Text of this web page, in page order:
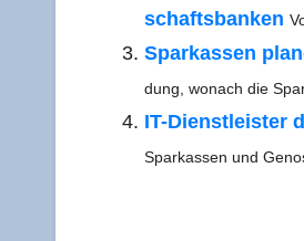
schafts­ban­ken
Spar­kas­sen
dung, wonach die
IT-Diens­t­­leis­­ter
Spar­kas­sen und